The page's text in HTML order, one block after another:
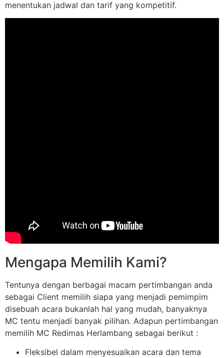
menentukan jadwal dan tarif yang kompetitif.
Mengapa Memilih Kami?
Tentunya dengan berbagai macam pertimbangan anda
sebagai Client memilih siapa yang menjadi pemimpim
disebuah acara bukanlah hal yang mudah, banyaknya
MC tentu menjadi banyak pilihan. Adapun pertimbangan
memilih MC Redimas Herlambang sebagai berikut :
Fleksibel dalam menyesuaikan acara dan tema